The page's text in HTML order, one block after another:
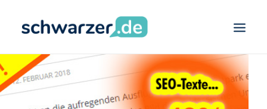
SCHWARZER.DE
VIDEO-MARKETING